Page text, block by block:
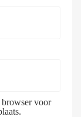
browser voor